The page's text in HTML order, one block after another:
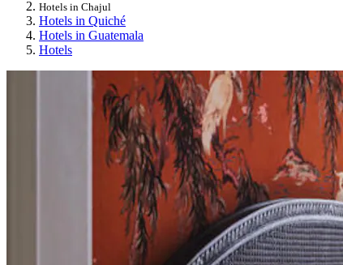
Hotels in Chajul
Hotels in Quiché
Hotels in Guatemala
Hotels